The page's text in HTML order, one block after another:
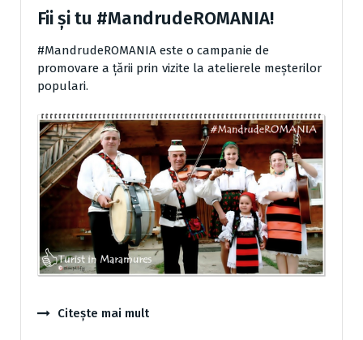
Fii și tu #MandrudeROMANIA!
#MandrudeROMANIA este o campanie de
promovare a țării prin vizite la atelierele meșterilor
populari.
Citește mai mult